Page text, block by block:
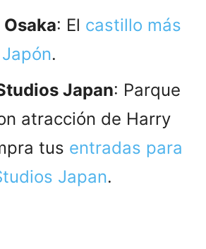
: El castillo más
.
Japan: Parque
atracción de Harry
tus entradas para
Japan.